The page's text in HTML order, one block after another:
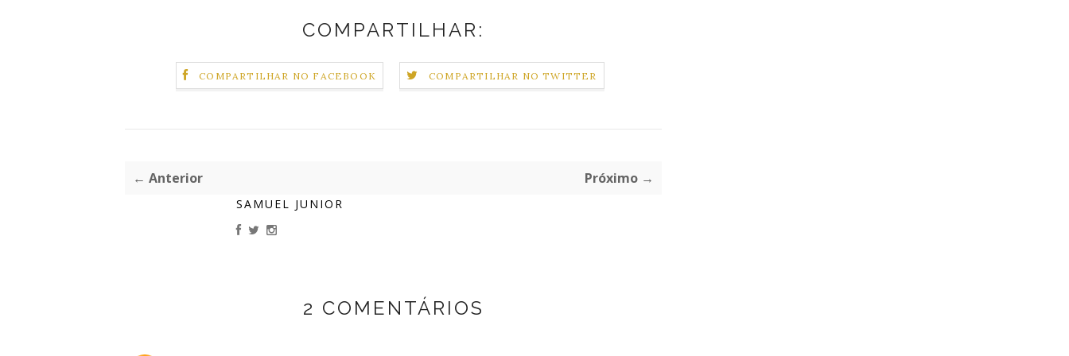
COMPARTILHAR:
COMPARTILHAR NO FACEBOOK COMPARTILHAR NO TWITTER
← Anterior Próximo →
SAMUEL JUNIOR
2 COMENTÁRIOS